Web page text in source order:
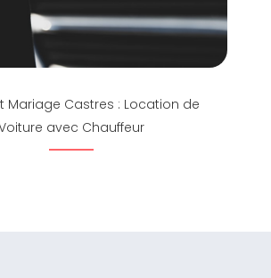
Mariage Castres : Location de
avec Chauffeur